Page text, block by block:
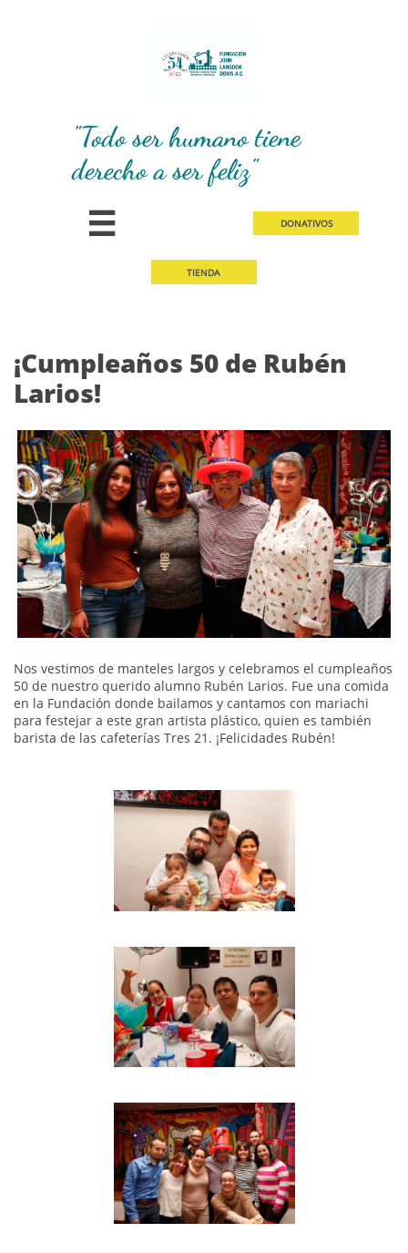
"Todo ser humano tiene
derecho a ser feliz"
 D​​ONATIVOS
TIENDA
¡Cumpleaños 50 de Rubén
Larios!
Nos vestimos de manteles largos y celebramos el cumpleaños
50 de nuestro querido alumno Rubén Larios. Fue una comida
en la Fundación donde bailamos y cantamos con mariachi
para festejar a este gran artista plástico, quien es también
barista de las cafeterías Tres 21. ¡Felicidades Rubén!